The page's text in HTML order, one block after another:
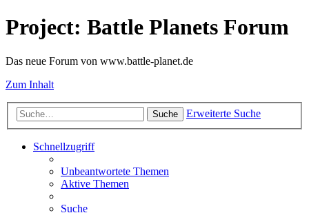
Project: Battle Planets Forum
Das neue Forum von www.battle-planet.de
Zum Inhalt
Suche Erweiterte Suche
Schnellzugriff
Unbeantwortete Themen
Aktive Themen
Suche